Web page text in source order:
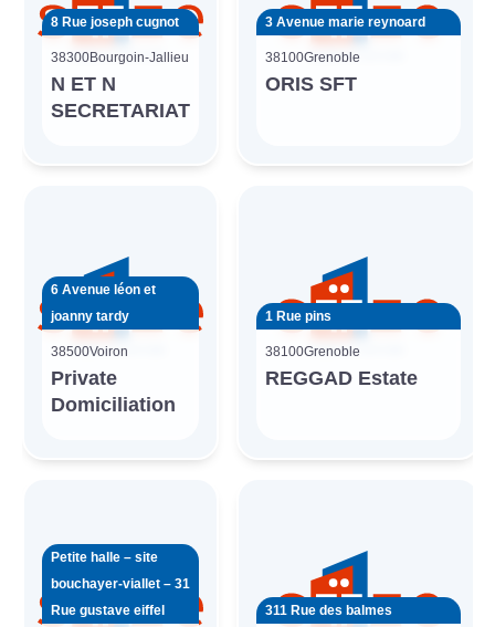
8 Rue joseph cugnot
38300Bourgoin-Jallieu
N ET N
SECRETARIAT
3 Avenue marie reynoard
38100Grenoble
ORIS SFT
6 Avenue léon et
joanny tardy
38500Voiron
Private
Domiciliation
1 Rue pins
38100Grenoble
REGGAD Estate
Petite halle – site
bouchayer-viallet – 31
Rue gustave eiffel
311 Rue des balmes